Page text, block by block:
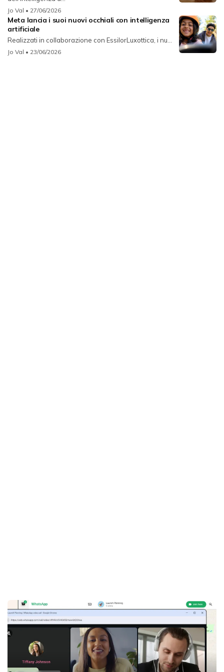
Jo Val • 27/06/2026
Meta lancia i suoi nuovi occhiali con intelligenza
artificiale
Realizzati in collaborazione con EssilorLuxottica, i nu...
Jo Val • 23/06/2026